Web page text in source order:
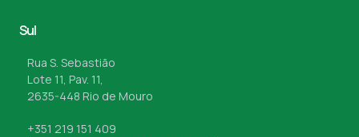
Sul
Rua S. Sebastião
Lote 11, Pav. 11,
2635-448 Rio de Mouro
+351 219 151 409